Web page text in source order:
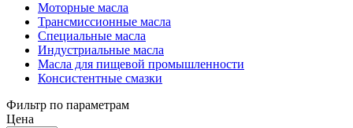
Моторные масла
Трансмиссионные масла
Специальные масла
Индустриальные масла
Масла для пищевой промышленности
Консистентные смазки
Фильтр по параметрам
Цена